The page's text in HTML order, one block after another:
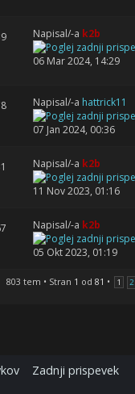
Napisal/-a k2b
06 Mar 2024, 14:29
Napisal/-a hattrick11
07 Jan 2024, 00:36
Napisal/-a k2b
11 Nov 2023, 01:16
Napisal/-a k2b
05 Okt 2023, 01:19
803 tem • Stran 1 od 81 • 1 2
Zadnji prispevek